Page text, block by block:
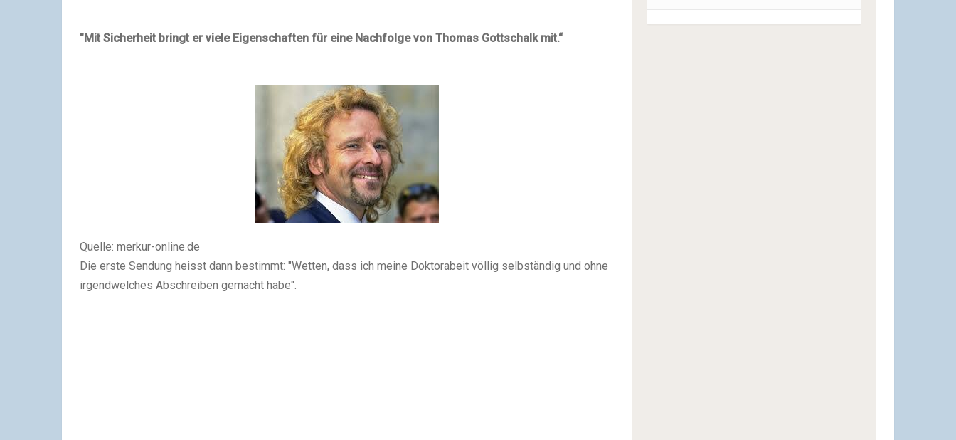
"Mit Sicherheit bringt er viele Eigenschaften für eine Nachfolgevon Thomas Gottschalk mit.“
Quelle: merkur-online.de
Die erste Sendung heisst dann bestimmt: "Wetten, dass ich meine Doktorabeit völlig selbständig und ohne
irgendwelches Abschreiben gemacht habe".